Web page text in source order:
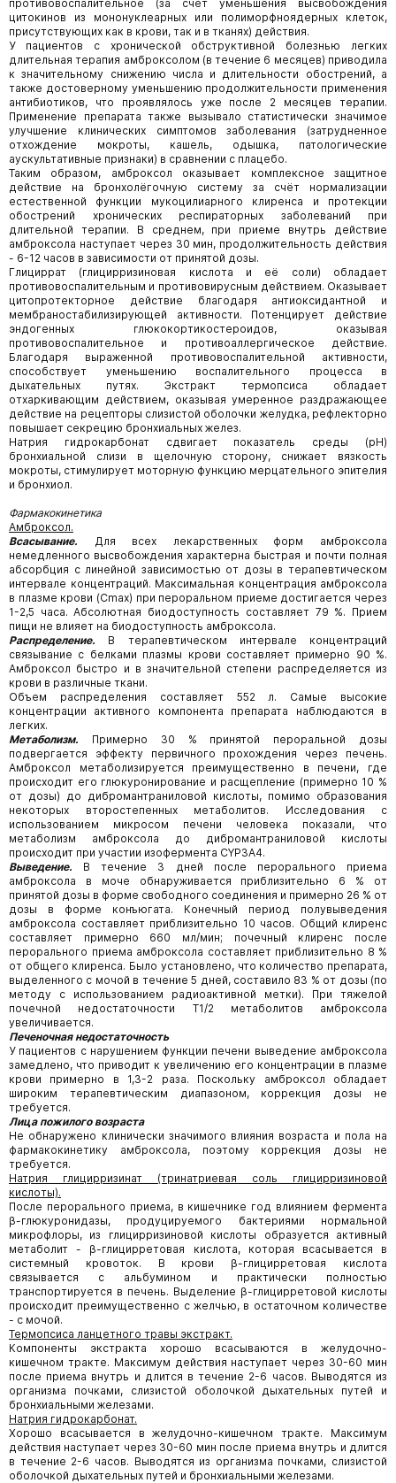
противовоспалительное (за счет уменьшения высвобождения
цитокинов из мононуклеарных или полиморфноядерных клеток,
присутствующих как в крови, так и в тканях) действия.
У пациентов с хронической обструктивной болезнью легких
длительная терапия амброксолом (в течение 6 месяцев) приводила
к значительному снижению числа и длительности обострений, а
также достоверному уменьшению продолжительности применения
антибиотиков, что проявлялось уже после 2 месяцев терапии.
Применение препарата также вызывало статистически значимое
улучшение клинических симптомов заболевания (затрудненное
отхождение мокроты, кашель, одышка, патологические
аускультативные признаки) в сравнении с плацебо.
Таким образом, амброксол оказывает комплексное защитное
действие на бронхолёгочную систему за счёт нормализации
естественной функции мукоцилиарного клиренса и протекции
обострений хронических респираторных заболеваний при
длительной терапии. В среднем, при приеме внутрь действие
амброксола наступает через 30 мин, продолжительность действия
- 6-12 часов в зависимости от принятой дозы.
Глициррат (глицирризиновая кислота и её соли) обладает
противовоспалительным и противовирусным действием. Оказывает
цитопротекторное действие благодаря антиоксидантной и
мембраностабилизирующей активности. Потенцирует действие
эндогенных глюкокортикостероидов, оказывая
противовоспалительное и противоаллергическое действие.
Благодаря выраженной противовоспалительной активности,
способствует уменьшению воспалительного процесса в
дыхательных путях. Экстракт термопсиса обладает
отхаркивающим действием, оказывая умеренное раздражающее
действие на рецепторы слизистой оболочки желудка, рефлекторно
повышает секрецию бронхиальных желез.
Натрия гидрокарбонат сдвигает показатель среды (рН)
бронхиальной слизи в щелочную сторону, снижает вязкость
мокроты, стимулирует моторную функцию мерцательного эпителия
и бронхиол.
Фармакокинетика
Амброксол.
Всасывание. Для всех лекарственных форм амброксола
немедленного высвобождения характерна быстрая и почти полная
абсорбция с линейной зависимостью от дозы в терапевтическом
интервале концентраций. Максимальная концентрация амброксола
в плазме крови (Сmах) при пероральном приеме достигается через
1-2,5 часа. Абсолютная биодоступность составляет 79 %. Прием
пищи не влияет на биодоступность амброксола.
Распределение. В терапевтическом интервале концентраций
связывание с белками плазмы крови составляет примерно 90 %.
Амброксол быстро и в значительной степени распределяется из
крови в различные ткани.
Объем распределения составляет 552 л. Самые высокие
концентрации активного компонента препарата наблюдаются в
легких.
Метаболизм. Примерно 30 % принятой пероральной дозы
подвергается эффекту первичного прохождения через печень.
Амброксол метаболизируется преимущественно в печени, где
происходит его глюкуронирование и расщепление (примерно 10 %
от дозы) до дибромантраниловой кислоты, помимо образования
некоторых второстепенных метаболитов. Исследования с
использованием микросом печени человека показали, что
метаболизм амброксола до дибромантраниловой кислоты
происходит при участии изофермента CYP3A4.
Выведение. В течение 3 дней после перорального приема
амброксола в моче обнаруживается приблизительно 6 % от
принятой дозы в форме свободного соединения и примерно 26 % от
дозы в форме конъюгата. Конечный период полувыведения
амброксола составляет приблизительно 10 часов. Общий клиренс
составляет примерно 660 мл/мин; почечный клиренс после
перорального приема амброксола составляет приблизительно 8 %
от общего клиренса. Было установлено, что количество препарата,
выделенного с мочой в течение 5 дней, составило 83 % от дозы (по
методу с использованием радиоактивной метки). При тяжелой
почечной недостаточности Т1/2 метаболитов амброксола
увеличивается.
Печеночная недостаточность
У пациентов с нарушением функции печени выведение амброксола
замедлено, что приводит к увеличению его концентрации в плазме
крови примерно в 1,3-2 раза. Поскольку амброксол обладает
широким терапевтическим диапазоном, коррекция дозы не
требуется.
Лица пожилого возраста
Не обнаружено клинически значимого влияния возраста и пола на
фармакокинетику амброксола, поэтому коррекция дозы не
требуется.
Натрия глицирризинат (тринатриевая соль глицирризиновой
кислоты).
После перорального приема, в кишечнике год влиянием фермента
β-глюкуронидазы, продуцируемого бактериями нормальной
микрофлоры, из глицирризиновой кислоты образуется активный
метаболит - β-глицирретовая кислота, которая всасывается в
системный кровоток. В крови β-глицирретовая кислота
связывается с альбумином и практически полностью
транспортируется в печень. Выделение β-глицирретовой кислоты
происходит преимущественно с желчью, в остаточном количестве
- с мочой.
Термопсиса ланцетного травы экстракт.
Компоненты экстракта хорошо всасываются в желудочно-
кишечном тракте. Максимум действия наступает через 30-60 мин
после приема внутрь и длится в течение 2-6 часов. Выводятся из
организма почками, слизистой оболочкой дыхательных путей и
бронхиальными железами.
Натрия гидрокарбонат.
Хорошо всасывается в желудочно-кишечном тракте. Максимум
действия наступает через 30-60 мин после приема внутрь и длится
в течение 2-6 часов. Выводятся из организма почками, слизистой
оболочкой дыхательных путей и бронхиальными железами.